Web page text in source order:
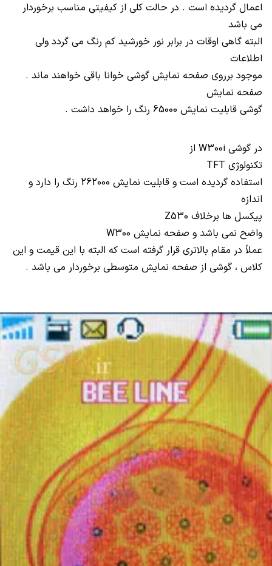
اعمال گردیده است . در حالت کلی از کیفیتی مناسب برخوردار
می باشد
البته گاهی اوقات در برابر نور خورشید کم رنگ می گردد ولی
اطلاعات
موجود برروی صفحه نمایش گوشی خوانا باقی خواهند ماند .
صفحه نمایش
گوشی قابلیت نمایش 65000 رنگ را خواهد داشت .
در گوشی W300i از
تکنولوژی TFT
استفاده گردیده است و قابلیت نمایش 262000 رنگ را دارد و
اندازه
پیکسل ها برخلاف Z530
واضح نمی باشد و صفحه نمایش W300
عملاً در مقام بالاتری قرار گرفته است که البته با این قیمت و این
کلاس ، گوشی از صفحه نمایش متوسطی برخوردار می باشد .